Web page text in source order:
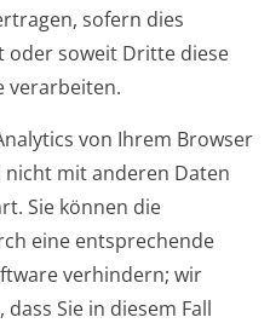
sofern dies
oder soweit Dritte diese
verarbeiten.
von Ihrem Browser
mit anderen Daten
Sie können die
eine entsprechende
verhindern; wir
Sie in diesem Fall